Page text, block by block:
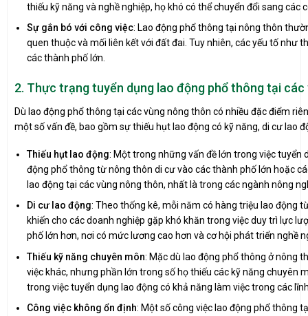
thiếu kỹ năng và nghề nghiệp, họ khó có thể chuyển đổi sang
Sự gắn bó với công việc: Lao động phổ thông tại nông thôn
quen thuộc và mối liên kết với đất đai. Tuy nhiên, các yếu tố như
các thành phố lớn.
2. Thực trạng tuyển dụng lao động phổ thông tại
Dù lao động phổ thông tại các vùng nông thôn có nhiều đặc điểm
một số vấn đề, bao gồm sự thiếu hụt lao động có kỹ năng, di cư lao
Thiếu hụt lao động: Một trong những vấn đề lớn trong việc tuyển
động phổ thông từ nông thôn di cư vào các thành phố lớn hoặc
lao động tại các vùng nông thôn, nhất là trong các ngành nông
Di cư lao động: Theo thống kê, mỗi năm có hàng triệu lao động
khiến cho các doanh nghiệp gặp khó khăn trong việc duy trì lực
phố lớn hơn, nơi có mức lương cao hơn và cơ hội phát triển nghề
Thiếu kỹ năng chuyên môn: Mặc dù lao động phổ thông ở nông
việc khác, nhưng phần lớn trong số họ thiếu các kỹ năng chuyên
trong việc tuyển dụng lao động có khả năng làm việc trong các
Công việc không ổn định: Một số công việc lao động phổ thông